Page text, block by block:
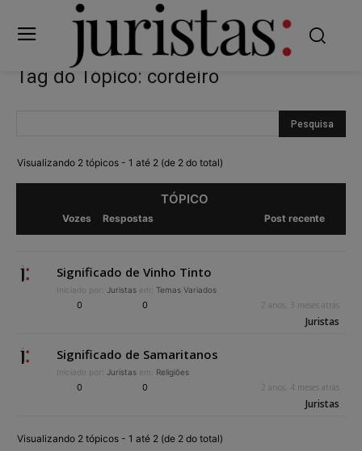
Tag do Tópico: cordeiro
Visualizando 2 tópicos - 1 até 2 (de 2 do total)
TÓPICO
Vozes Respostas Post recente
Significado de Vinho Tinto
Iniciado por: Juristas em: Temas Variados
0 0 2 anos, 3 meses atrás
Juristas
Significado de Samaritanos
Iniciado por: Juristas em: Religiões
0 0 2 anos, 4 meses atrás
Juristas
Visualizando 2 tópicos - 1 até 2 (de 2 do total)